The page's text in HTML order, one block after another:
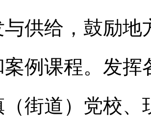
与供给，鼓励地
案例课程。发挥
（街道）党校、